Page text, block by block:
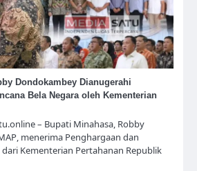
Dondokambey Dianugerahi
Bela Negara oleh Kementerian
– Bupati Minahasa, Robby
menerima Penghargaan dan
dari Kementerian Pertahanan Republik